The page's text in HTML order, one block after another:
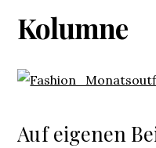
Kolumne
Auf eigenen